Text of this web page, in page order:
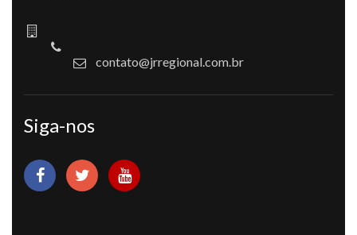
contato@jrregional.com.br
Siga-nos